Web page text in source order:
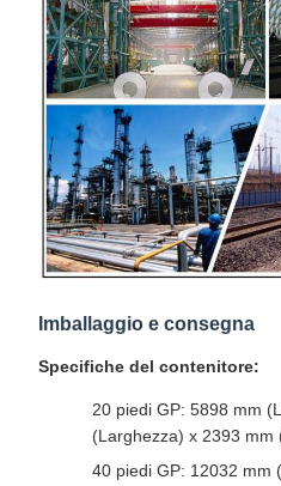
Imballaggio e consegna
Specifiche del contenitore:
20 piedi GP: 5898 mm
(Larghezza) x 2393 mm
40 piedi GP: 12032 mm